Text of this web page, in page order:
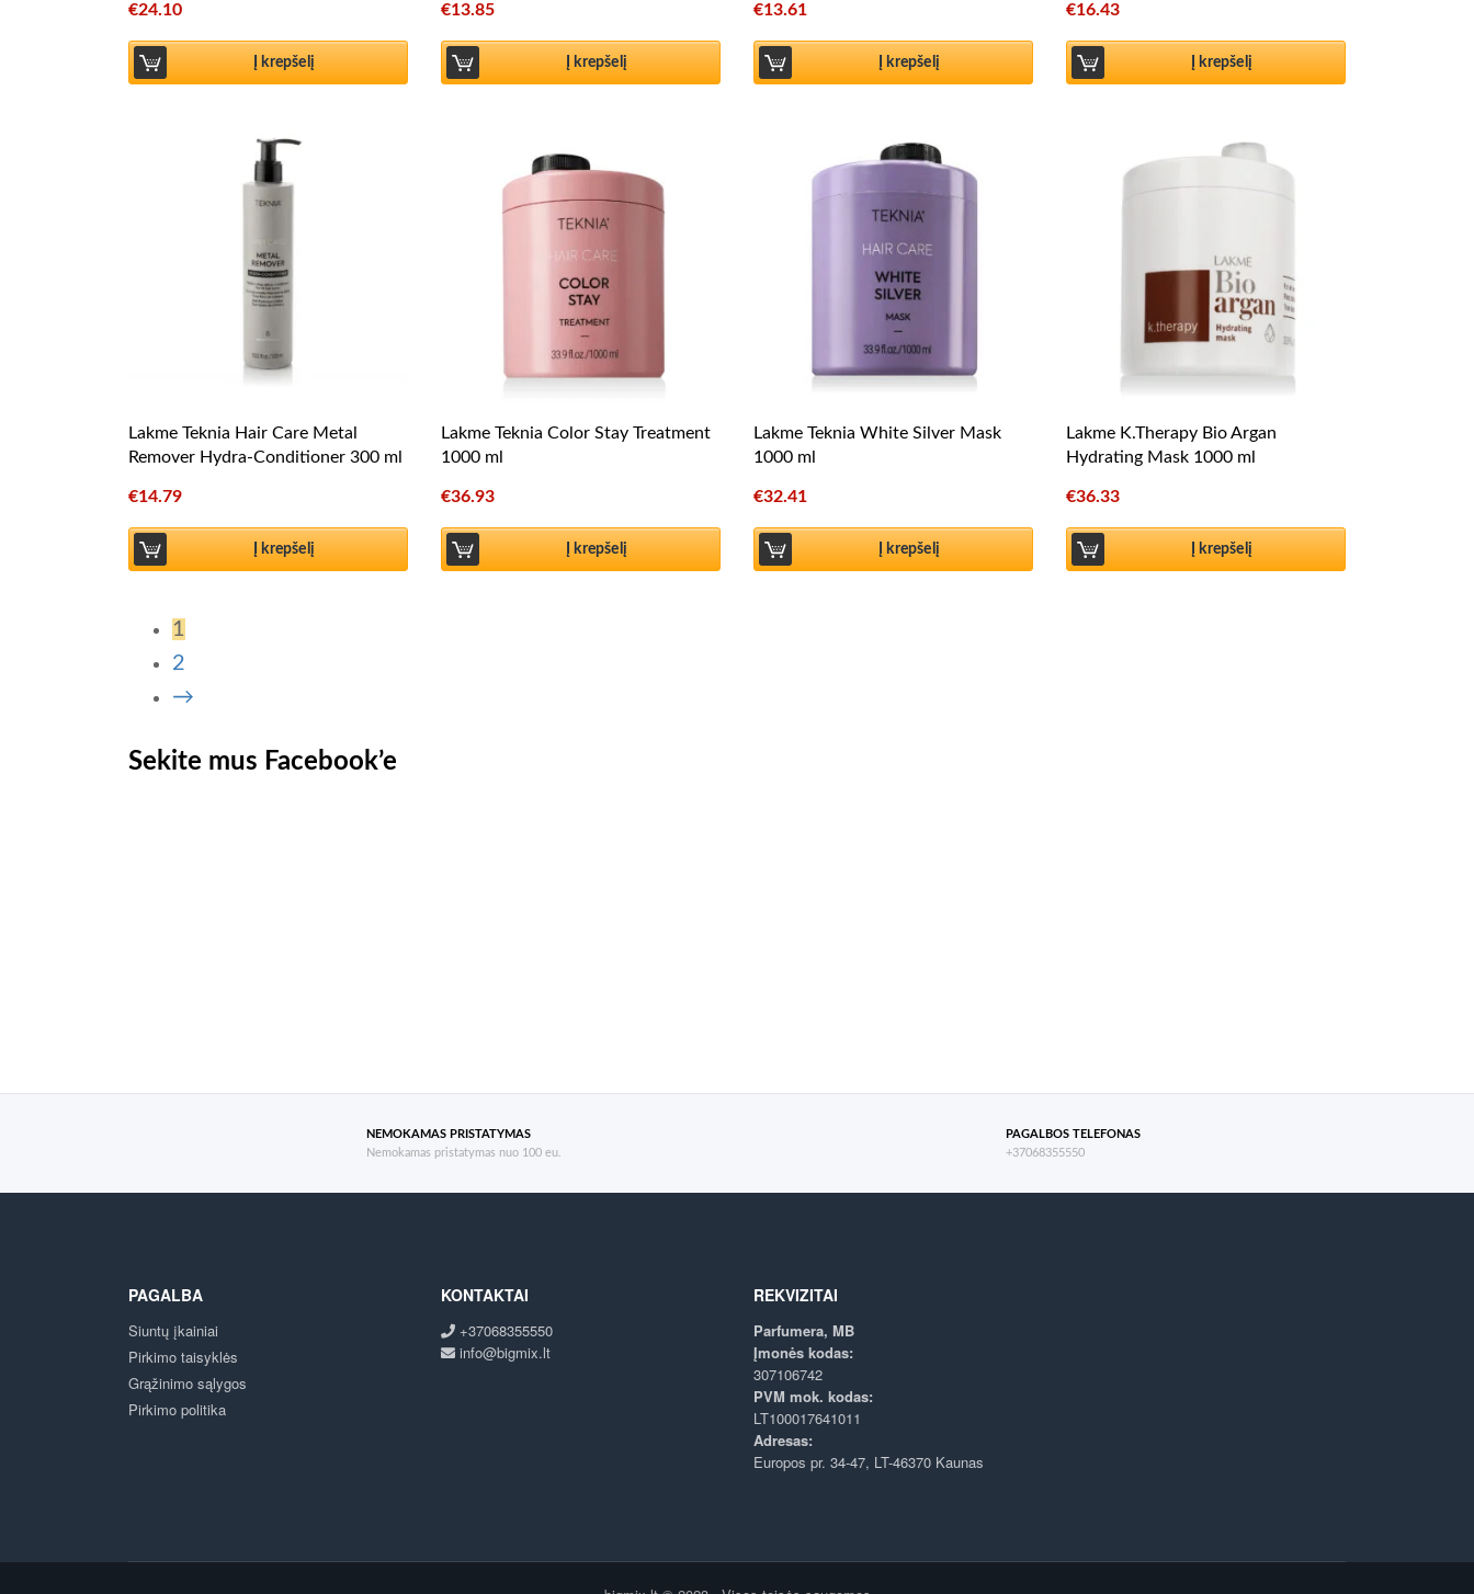
€24.10
Į krepšelį
€13.85
Į krepšelį
€13.61
Į krepšelį
€16.43
Į krepšelį
Lakme Teknia Hair Care Metal
Remover Hydra-Conditioner 300 ml
€14.79
Į krepšelį
Lakme Teknia Color Stay Treatment
1000 ml
€36.93
Į krepšelį
Lakme Teknia White Silver Mask
1000 ml
€32.41
Į krepšelį
Lakme K.Therapy Bio Argan
Hydrating Mask 1000 ml
€36.33
Į krepšelį
1
2
→
Sekite mus Facebook’e
NEMOKAMAS PRISTATYMAS
Nemokamas pristatymas nuo 100 eu.
PAGALBOS TELEFONAS
+37068355550
PAGALBA
Siuntų įkainiai
Pirkimo taisyklės
Grąžinimo sąlygos
Pirkimo politika
KONTAKTAI
+37068355550
info@bigmix.lt
REKVIZITAI
Parfumera, MB
Įmonės kodas:
307106742
PVM mok. kodas:
LT100017641011
Adresas:
Europos pr. 34-47, LT-46370 Kaunas